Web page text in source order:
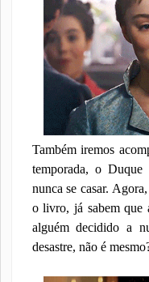
Também iremos
temporada, o
nunca se casar.
o livro, já sabem que
alguém decidido a
desastre, não é